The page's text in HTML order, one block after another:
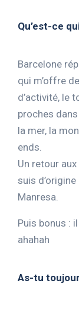
Qu’est-ce
Barcelone
qui m’offre
d’activité, le
proches
la mer, la
ends.
Un retour
suis
Manresa.
Puis bonus :
ahahah
As-tu